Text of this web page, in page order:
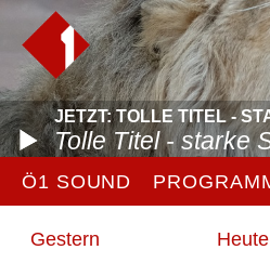
JETZT: TOLLE TITEL -
Tolle Titel - starke
Ö1 SOUND
Gestern Heute